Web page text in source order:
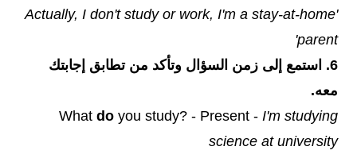
'Actually, I don't study or work, I'm a stay-at-home
parent'
6. استمع إلى زمن السؤال وتأكد من تطابق إجابتك
معه.
What do you study? - Present - I'm studying
science at university